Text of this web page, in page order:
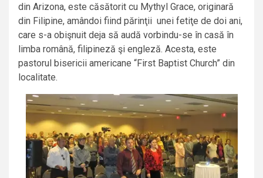
din Arizona, este căsătorit cu Mythyl Grace, originară
din Filipine, amândoi fiind părinţii unei fetiţe de doi ani,
care s-a obişnuit deja să audă vorbindu-se în casă în
limba română, filipineză şi engleză. Acesta, este
pastorul bisericii americane “First Baptist Church” din
localitate.